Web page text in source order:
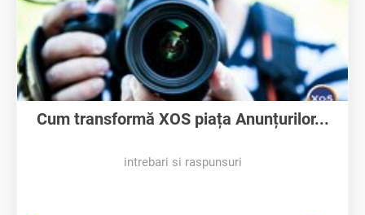
Cum transformă XOS piața Anunțurilor...
intrebari si raspunsuri